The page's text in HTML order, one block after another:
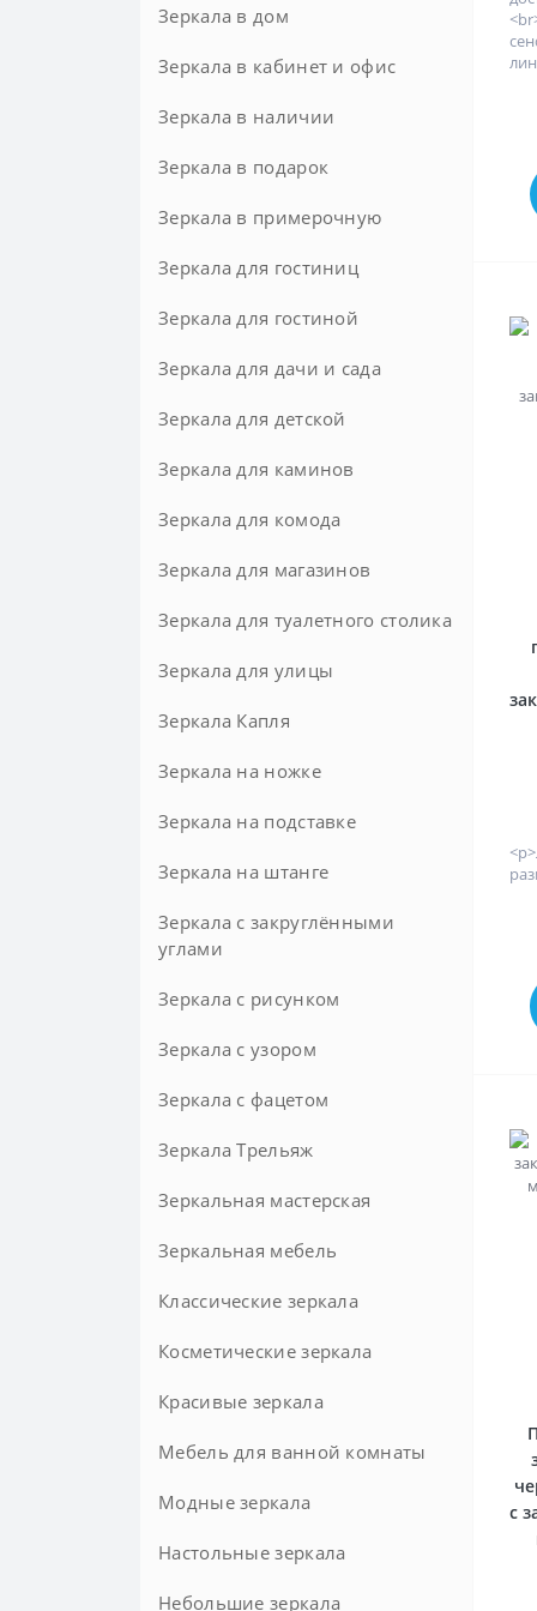
Зеркала в дом
Зеркала в кабинет и офис
Зеркала в наличии
Зеркала в подарок
Зеркала в примерочную
Зеркала для гостиниц
Зеркала для гостиной
Зеркала для дачи и сада
Зеркала для детской
Зеркала для каминов
Зеркала для комода
Зеркала для магазинов
Зеркала для туалетного столика
Зеркала для улицы
Зеркала Капля
Зеркала на ножке
Напольные
Настольные
Зеркала на подставке
Зеркала на штанге
Зеркала с закруглёнными
углами
Зеркала с рисунком
Зеркала с узором
Зеркала с фацетом
Круглые с фацетом
Зеркала Трельяж
Зеркальная мастерская
Зеркала на заказ
Зеркальная мебель
Классические зеркала
Косметические зеркала
Красивые зеркала
Мебель для ванной комнаты
Комоды в ванную комнату
Комплектующие для мебели в
Модные зеркала
Настольные зеркала
Небольшие зеркала
с